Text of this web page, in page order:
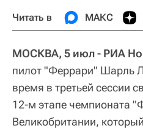
Читать в МАКС
МОСКВА, 5 июл - РИА
пилот "Феррари" Шарль
время в третьей сессии
12-м этапе чемпионата
Великобритании,